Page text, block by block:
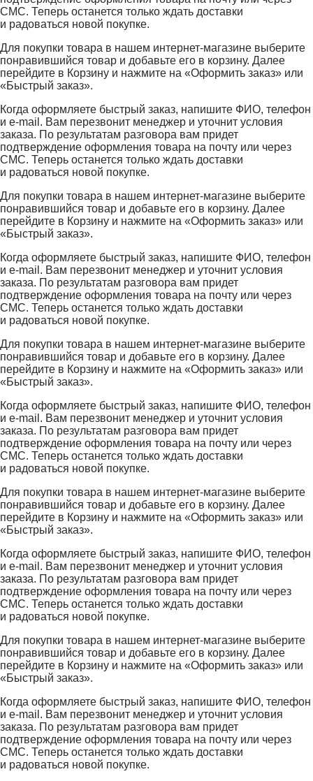
СМС. Теперь останется только ждать доставки
и радоваться новой покупке.
Для покупки товара в нашем интернет-магазине выберите
понравившийся товар и добавьте его в корзину. Далее
перейдите в Корзину и нажмите на «Оформить заказ» или
«Быстрый заказ».
Когда оформляете быстрый заказ, напишите ФИО, телефон
и e-mail. Вам перезвонит менеджер и уточнит условия
заказа. По результатам разговора вам придет
подтверждение оформления товара на почту или через
СМС. Теперь останется только ждать доставки
и радоваться новой покупке.
Для покупки товара в нашем интернет-магазине выберите
понравившийся товар и добавьте его в корзину. Далее
перейдите в Корзину и нажмите на «Оформить заказ» или
«Быстрый заказ».
Когда оформляете быстрый заказ, напишите ФИО, телефон
и e-mail. Вам перезвонит менеджер и уточнит условия
заказа. По результатам разговора вам придет
подтверждение оформления товара на почту или через
СМС. Теперь останется только ждать доставки
и радоваться новой покупке.
Для покупки товара в нашем интернет-магазине выберите
понравившийся товар и добавьте его в корзину. Далее
перейдите в Корзину и нажмите на «Оформить заказ» или
«Быстрый заказ».
Когда оформляете быстрый заказ, напишите ФИО, телефон
и e-mail. Вам перезвонит менеджер и уточнит условия
заказа. По результатам разговора вам придет
подтверждение оформления товара на почту или через
СМС. Теперь останется только ждать доставки
и радоваться новой покупке.
Для покупки товара в нашем интернет-магазине выберите
понравившийся товар и добавьте его в корзину. Далее
перейдите в Корзину и нажмите на «Оформить заказ» или
«Быстрый заказ».
Когда оформляете быстрый заказ, напишите ФИО, телефон
и e-mail. Вам перезвонит менеджер и уточнит условия
заказа. По результатам разговора вам придет
подтверждение оформления товара на почту или через
СМС. Теперь останется только ждать доставки
и радоваться новой покупке.
Для покупки товара в нашем интернет-магазине выберите
понравившийся товар и добавьте его в корзину. Далее
перейдите в Корзину и нажмите на «Оформить заказ» или
«Быстрый заказ».
Когда оформляете быстрый заказ, напишите ФИО, телефон
и e-mail. Вам перезвонит менеджер и уточнит условия
заказа. По результатам разговора вам придет
подтверждение оформления товара на почту или через
СМС. Теперь останется только ждать доставки
и радоваться новой покупке.